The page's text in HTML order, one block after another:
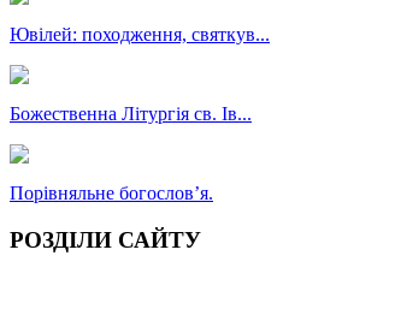
Ювілей: походження, святкув...
Божественна Літургія св. Ів...
Порівняльне богословʼя.
РОЗДІЛИ САЙТУ